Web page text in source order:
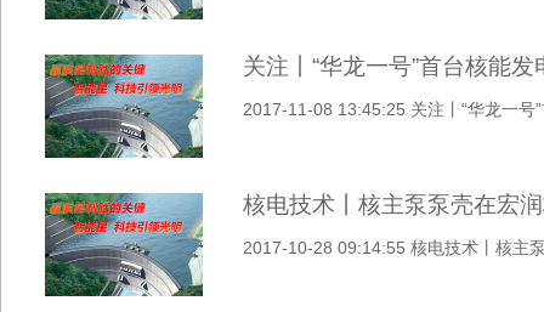
关注丨“华龙一号”首台核能
2017-11-08 13:45:25 关注丨“华龙一号
核电技术丨核主泵泵壳在宏
2017-10-28 09:14:55 核电技术丨核主